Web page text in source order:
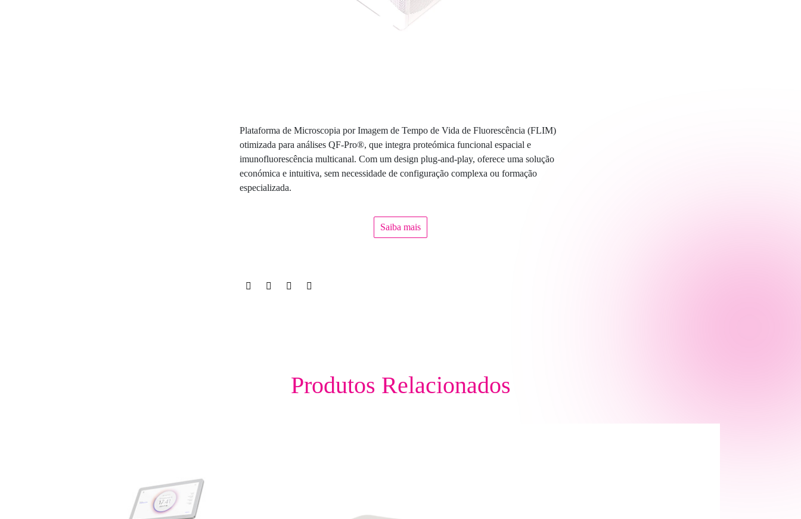
Plataforma de Microscopia por Imagem de Tempo de Vida de Fluorescência (FLIM)
otimizada para análises QF-Pro®, que integra proteómica funcional espacial e
imunofluorescência multicanal. Com um design plug-and-play, oferece uma solução
económica e intuitiva, sem necessidade de configuração complexa ou formação
especializada.
Saiba mais
Produtos Relacionados